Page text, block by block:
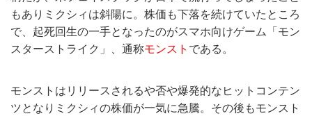
もありミクシィは斜陽に。株価も下落を続けていたところ
で、起死回生の一手となったのがスマホ向けゲーム「モン
スターストライク」、通称モンスト である。
モンストはリリースされるや否や爆発的なヒットコンテン
ツとなりミクシィの株価が一気に急騰。その後もモンスト